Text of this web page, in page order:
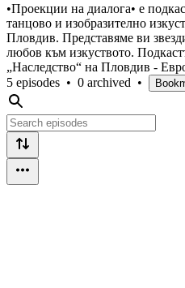
•Проекции на диалога• е
танцово и изобразително
Пловдив. Представяме ви
любов към изкуството.
„Наследство“ на Пловдив -
5 episodes • 0 archived •